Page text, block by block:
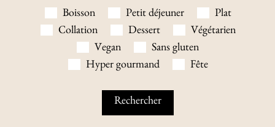
Boisson Petit déjeuner
Plat
Collation
Dessert
Végétarien
Vegan
Sans gluten
Hyper gourmand
Fête